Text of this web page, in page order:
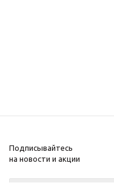
Подписывайтесь
на новости и акции